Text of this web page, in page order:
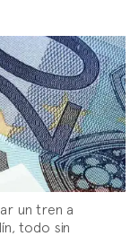
un tren a
todo sin